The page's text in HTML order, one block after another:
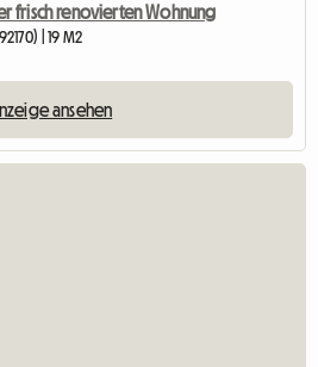
frisch renovierten Wohnung
| 19 M2
ansehen